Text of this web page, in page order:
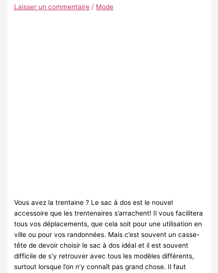
Laisser un commentaire / Mode
Vous avez la trentaine ? Le sac à dos est le nouvel
accessoire que les trentenaires s’arrachent! Il vous facilitera
tous vos déplacements, que cela soit pour une utilisation en
ville ou pour vos randonnées. Mais c’est souvent un casse-
tête de devoir choisir le sac à dos idéal et il est souvent
difficile de s’y retrouver avec tous les modèles différents,
surtout lorsque l’on n’y connaît pas grand chose. Il faut